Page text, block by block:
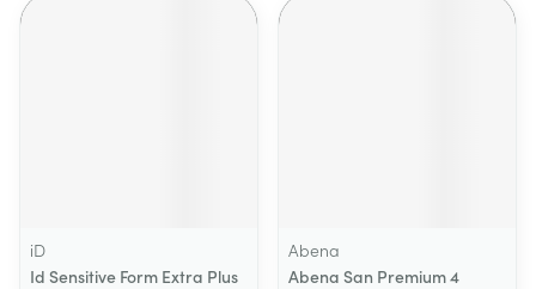
iD
Id Sensitive Form Extra Plus
Abena
Abena San Premium 4